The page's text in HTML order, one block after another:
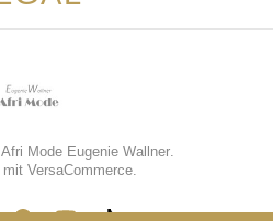
Afri Mode Eugenie Wallner.
VersaCommerce.